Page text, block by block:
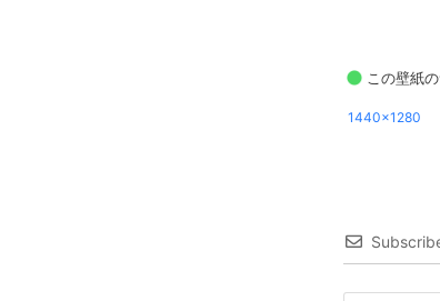
この壁紙
1440x1280